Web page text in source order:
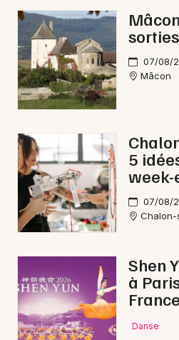
Concerts
Sports
Soirées
Sorties famille
Expos
Sorties & loisirs
Gastronomie en Saône-et-
Gastronomie en
Nice
Paris
Strasbourg
Toulouse
07/08/
Mâcon
5
week-
07/08/
Chalon-
Shen
à
Danse